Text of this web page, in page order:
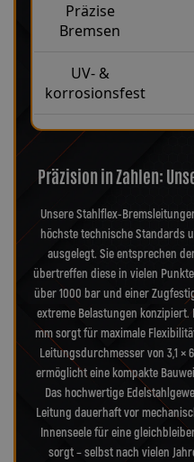
Präzise
Bremsen
UV- &
korrosionsfest
Präzision in Zahlen:
Unsere Stahlflex-
höchste technische Standards
ausgelegt. Sie entsprechen
übertreffen diese in vielen
über 1000 bar und einer
extreme Belastungen
mm sorgt für maximale
Leitungsdurchmesser von 3,1 ×
ermöglicht eine kompakte
Das hochwertige
Leitung dauerhaft vor
Innenseele für eine
sorgt – selbst nach vielen